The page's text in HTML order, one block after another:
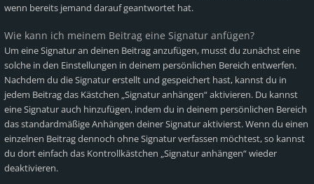
wenn bereits jemand darauf geantwortet hat.
Wie kann ich meinem Beitrag eine Signatur anfügen?
Um eine Signatur an deinen Beitrag anzufügen, musst du zunächst eine
solche in den Einstellungen in deinem persönlichen Bereich entwerfen.
Nachdem du die Signatur erstellt und gespeichert hast, kannst du in
jedem Beitrag das Kästchen „Signatur anhängen“ aktivieren. Du kannst
eine Signatur auch hinzufügen, indem du in deinem persönlichen Bereich
das standardmäßige Anhängen deiner Signatur aktivierst. Wenn du einen
einzelnen Beitrag dennoch ohne Signatur verfassen möchtest, so kannst
du dort einfach das Kontrollkästchen „Signatur anhängen“ wieder
deaktivieren.